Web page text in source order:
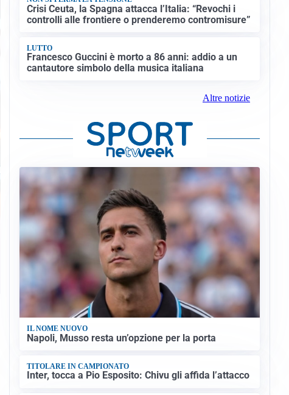
Crisi Ceuta, la Spagna attacca l’Italia: “Revochi i
controlli alle frontiere o prenderemo contromisure”
LUTTO
Francesco Guccini è morto a 86 anni: addio a un
cantautore simbolo della musica italiana
Altre notizie
IL NOME NUOVO
Napoli, Musso resta un’opzione per la porta
TITOLARE IN CAMPIONATO
Inter, tocca a Pio Esposito: Chivu gli affida l’attacco